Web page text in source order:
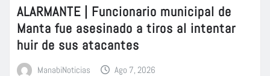
ALARMANTE | Funcionario municipal de
Manta fue asesinado a tiros al intentar
huir de sus atacantes
ManabiNoticias Ago 7, 2026